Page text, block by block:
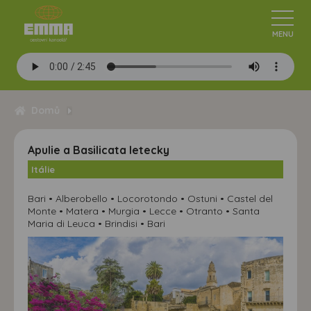
Apulie a Basilicata letecky
Itálie
Bari • Alberobello • Locorotondo • Ostuni • Castel del
Monte • Matera • Murgia • Lecce • Otranto • Santa
Maria di Leuca • Brindisi • Bari